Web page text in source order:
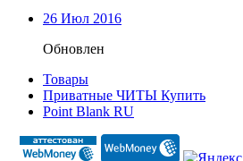
26 Июл 2016
Обновлен
Товары
Приватные ЧИТЫ Купить
Point Blank RU